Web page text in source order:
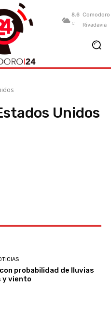
8.6
C
Comodoro
Rivadavia
Unidos
probabilidad de lluvias
y viento